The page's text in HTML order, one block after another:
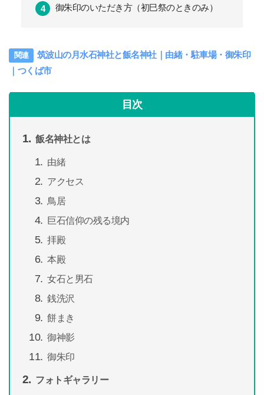
御朱印のいただき方（初巳祭のときのみ）
筑波山の月水石神社と飯名神社｜由緒・駐車場・御朱印
｜つくば市
目次
飯名神社とは
由緒
アクセス
鳥居
巨石信仰の残る境内
拝殿
本殿
女石と男石
銭洗沢
餅まき
御神影
御朱印
フォトギャラリー